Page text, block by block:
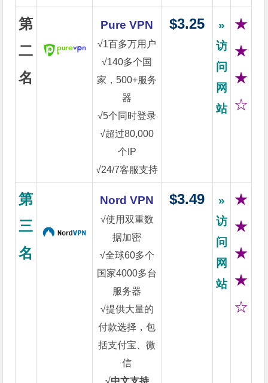
第
二
名
Pure VPN
√1百多万用户
√140多个国
家，500+服务
器
√5个同时登录
√超过80,000
个IP
√24/7客服支持
$3.25
»
访
问
网
站
★
★
★
☆
第
三
名
Nord VPN
√使用双重数
据加密
√全球60多个
国家4000多台
服务器
√提供大量的
付款选择，包
括支付宝、微
信
√中文支持
$3.49
»
访
问
网
站
★
★
★
★
☆